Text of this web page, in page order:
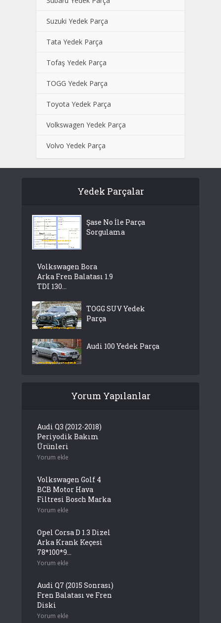
Suzuki Yedek Parça
Tata Yedek Parça
Tofaş Yedek Parça
TOGG Yedek Parça
Toyota Yedek Parça
Volkswagen Yedek Parça
Volvo Yedek Parça
Yedek Parçalar
Şase No İle Parça
Sorgulama
Volkswagen Bora
Arka Fren Balatası 1.9
TDI 130...
TOGG SUV Yedek
Parça
Audi 100 Yedek Parça
Yorum Yapılanlar
Audi Q3 (2012-2018)
Periyodik Bakım
Ürünleri
Yorum ekle
Volkswagen Golf 4
BCB Motor Hava
Filtresi Bosch Marka
Yorum ekle
Opel Corsa D 1.3 Dizel
Arka Krank Keçesi
78*100*9...
Yorum ekle
Audi Q7 (2015 Sonrası)
Fren Balatası ve Fren
Diski
Yorum ekle